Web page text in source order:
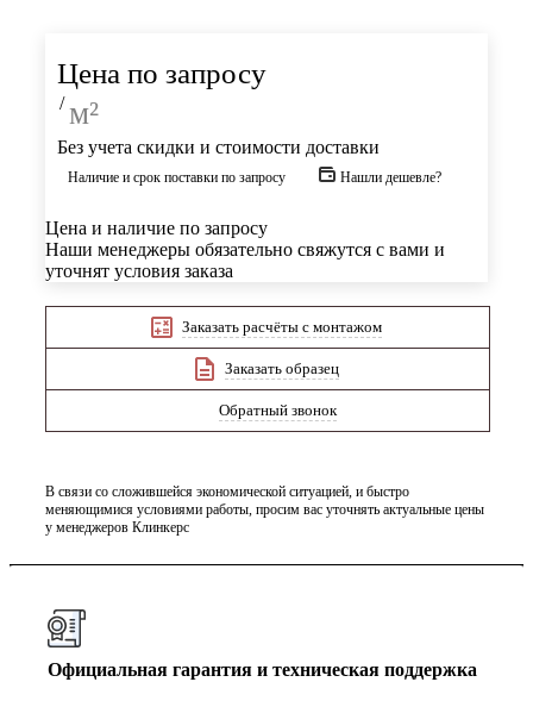
Цена по запросу
/ м²
Без учета скидки и стоимости доставки
Наличие и срок поставки по запросу Нашли дешевле?
Цена и наличие по запросу
Наши менеджеры обязательно свяжутся с вами и
уточнят условия заказа
Заказать расчёты с монтажом
Заказать образец
Обратный звонок
В связи со сложившейся экономической ситуацией, и быстро
меняющимися условиями работы, просим вас уточнять актуальные цены
у менеджеров Клинкерс
Официальная гарантия и техническая поддержка